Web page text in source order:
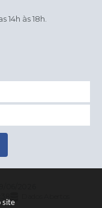
site
14h às 18h.